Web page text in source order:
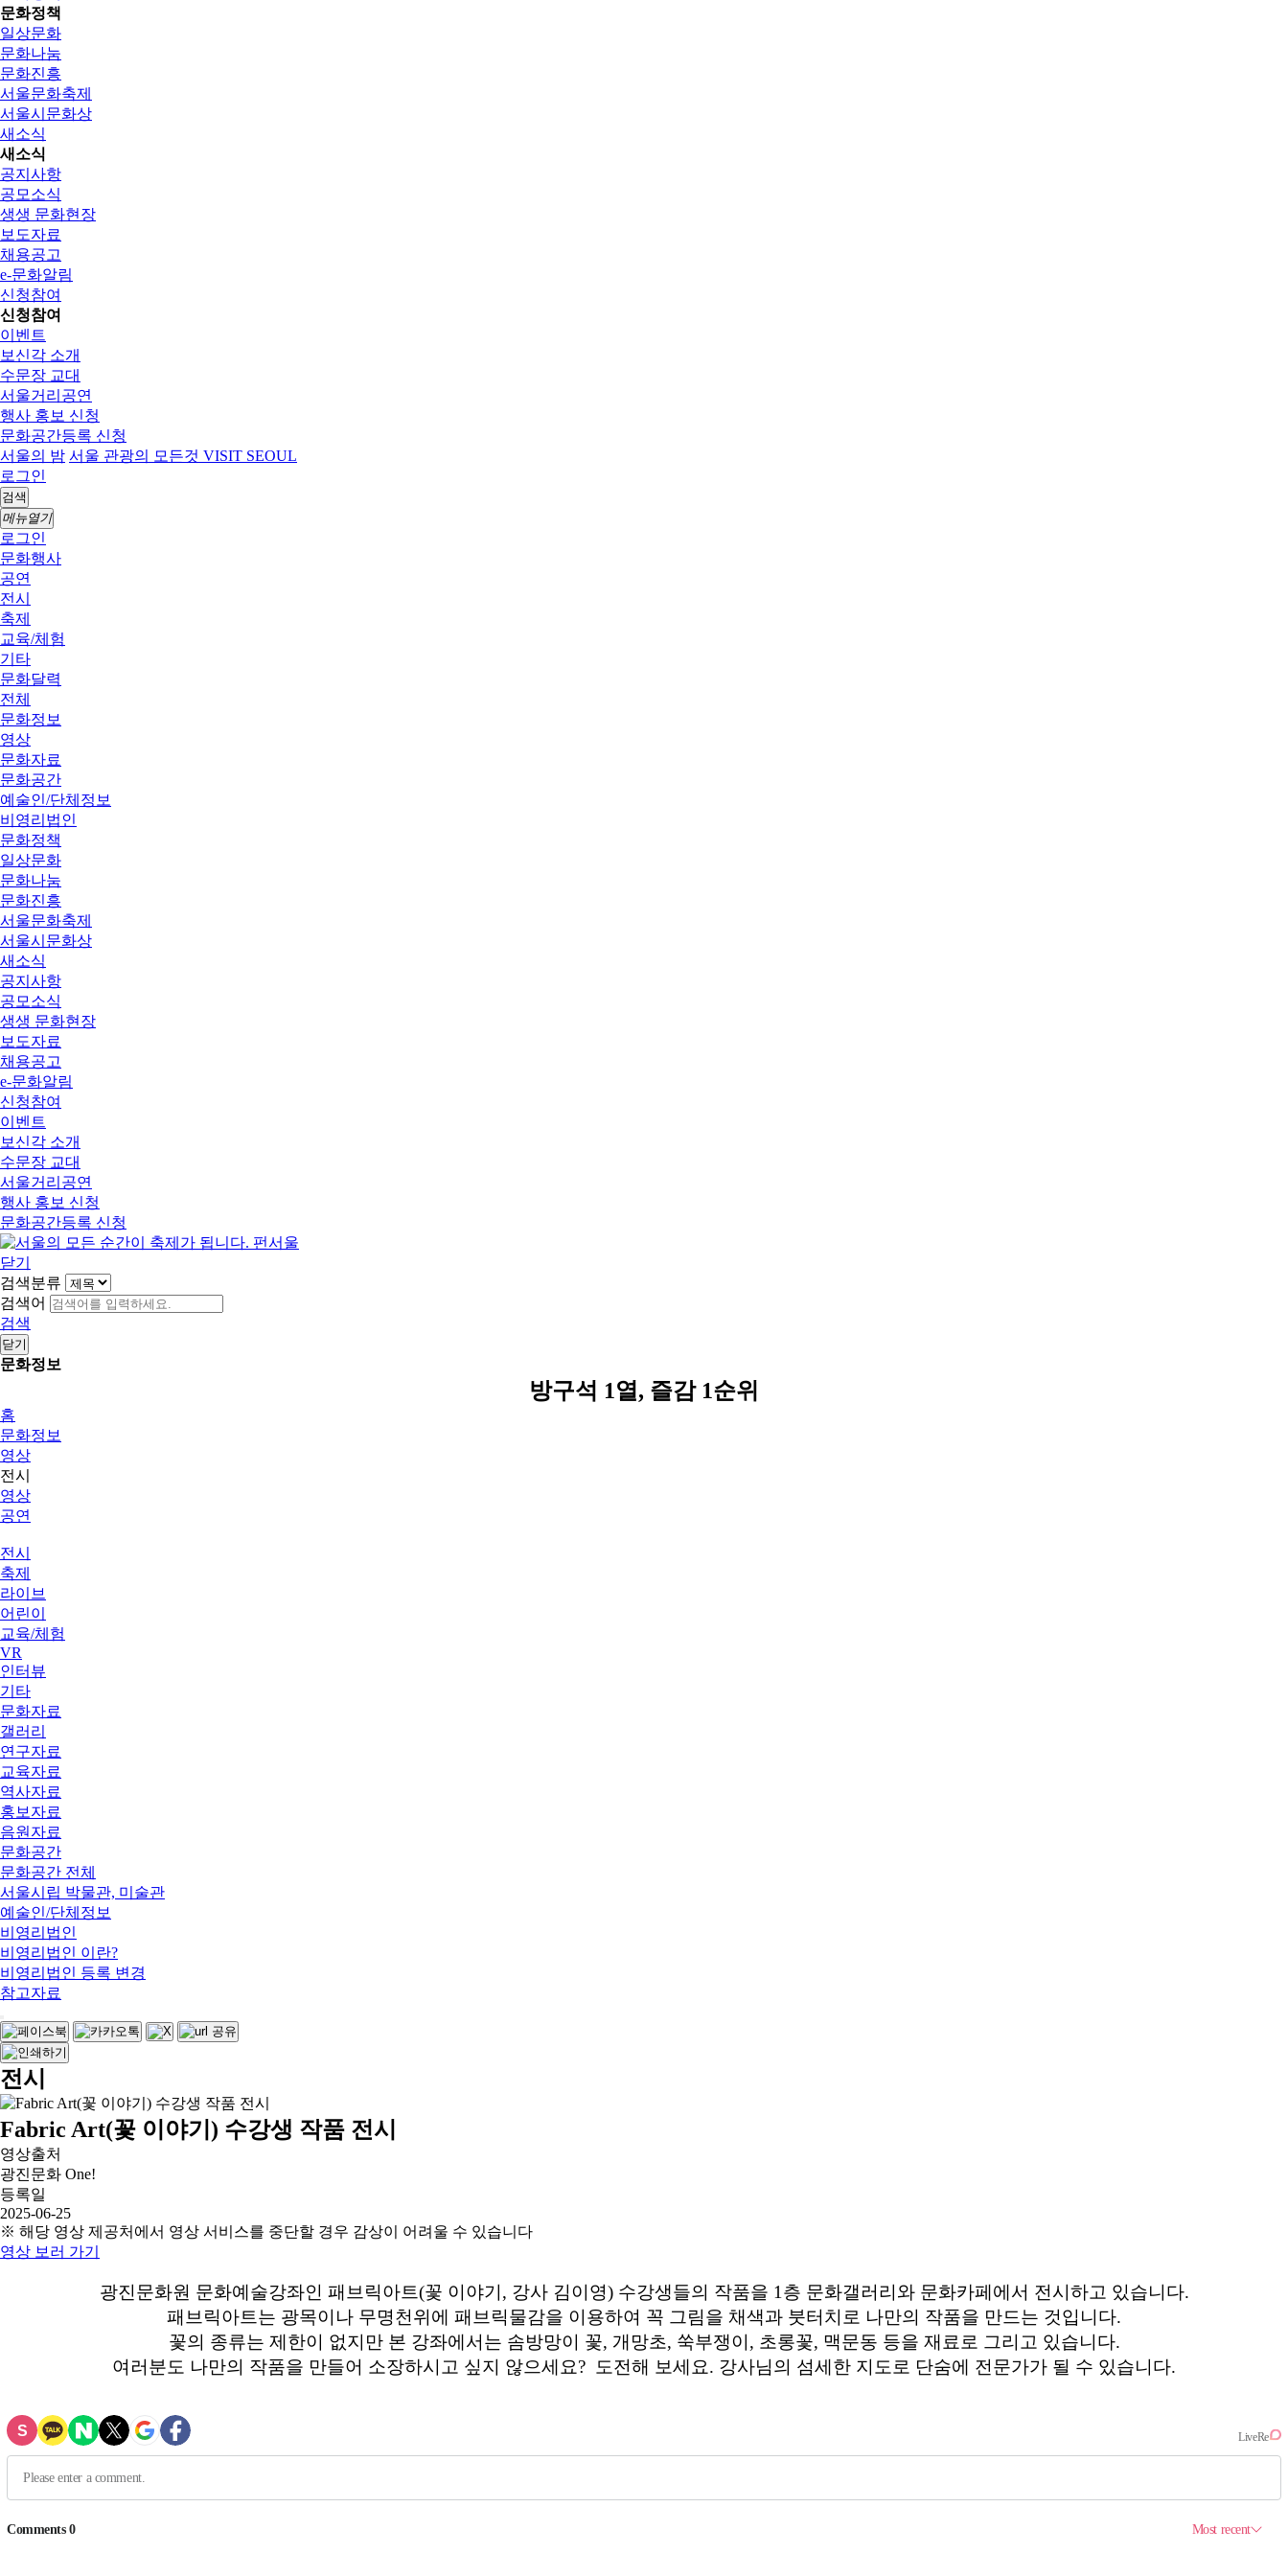
문화정책
일상문화
문화나눔
문화진흥
서울문화축제
서울시문화상
새소식
새소식
공지사항
공모소식
생생 문화현장
보도자료
채용공고
e-문화알림
신청참여
신청참여
이벤트
보신각 소개
수문장 교대
서울거리공연
행사 홍보 신청
문화공간등록 신청
서울의 밤 서울 관광의 모든것 VISIT SEOUL
로그인
검색
메뉴열기
로그인
문화행사
공연
전시
축제
교육/체험
기타
문화달력
전체
문화정보
영상
문화자료
문화공간
예술인/단체정보
비영리법인
문화정책
일상문화
문화나눔
문화진흥
서울문화축제
서울시문화상
새소식
공지사항
공모소식
생생 문화현장
보도자료
채용공고
e-문화알림
신청참여
이벤트
보신각 소개
수문장 교대
서울거리공연
행사 홍보 신청
문화공간등록 신청
닫기
검색분류
검색어
검색
닫기
문화정보
방구석 1열, 즐감 1순위
홈
문화정보
영상
전시
영상
공연
전시
축제
라이브
어린이
교육/체험
VR
인터뷰
기타
문화자료
갤러리
연구자료
교육자료
역사자료
홍보자료
음원자료
문화공간
문화공간 전체
서울시립 박물관, 미술관
예술인/단체정보
비영리법인
비영리법인 이란?
비영리법인 등록 변경
참고자료
전시
Fabric Art(꽃 이야기) 수강생 작품 전시
영상출처
광진문화 One!
등록일
2025-06-25
※ 해당 영상 제공처에서 영상 서비스를 중단할 경우 감상이 어려울 수 있습니다
영상 보러 가기
광진문화원 문화예술강좌인 패브릭아트(꽃 이야기, 강사 김이영) 수강생들의 작품을 1층 문화갤러리와 문화카페에서 전시하고 있습니다.
패브릭아트는 광목이나 무명천위에 패브릭물감을 이용하여 꼭 그림을 채색과 붓터치로 나만의 작품을 만드는 것입니다.
꽃의 종류는 제한이 없지만 본 강좌에서는 솜방망이 꽃, 개망초, 쑥부쟁이, 초롱꽃, 맥문동 등을 재료로 그리고 있습니다.
여러분도 나만의 작품을 만들어 소장하시고 싶지 않으세요? 도전해 보세요. 강사님의 섬세한 지도로 단숨에 전문가가 될 수 있습니다.